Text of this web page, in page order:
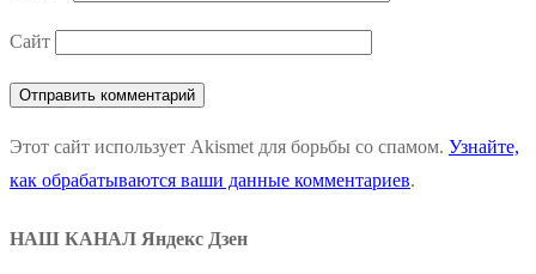
Сайт
Этот сайт использует Akismet для борьбы со спамом. Узнайте,
как обрабатываются ваши данные комментариев.
НАШ КАНАЛ Яндекс Дзен